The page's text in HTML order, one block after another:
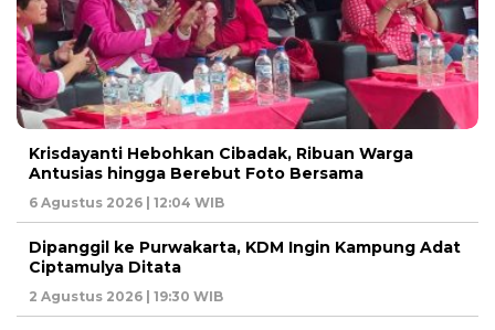
Krisdayanti Hebohkan Cibadak, Ribuan Warga
Antusias hingga Berebut Foto Bersama
6 Agustus 2026 | 12:04 WIB
Dipanggil ke Purwakarta, KDM Ingin Kampung Adat
Ciptamulya Ditata
2 Agustus 2026 | 19:30 WIB